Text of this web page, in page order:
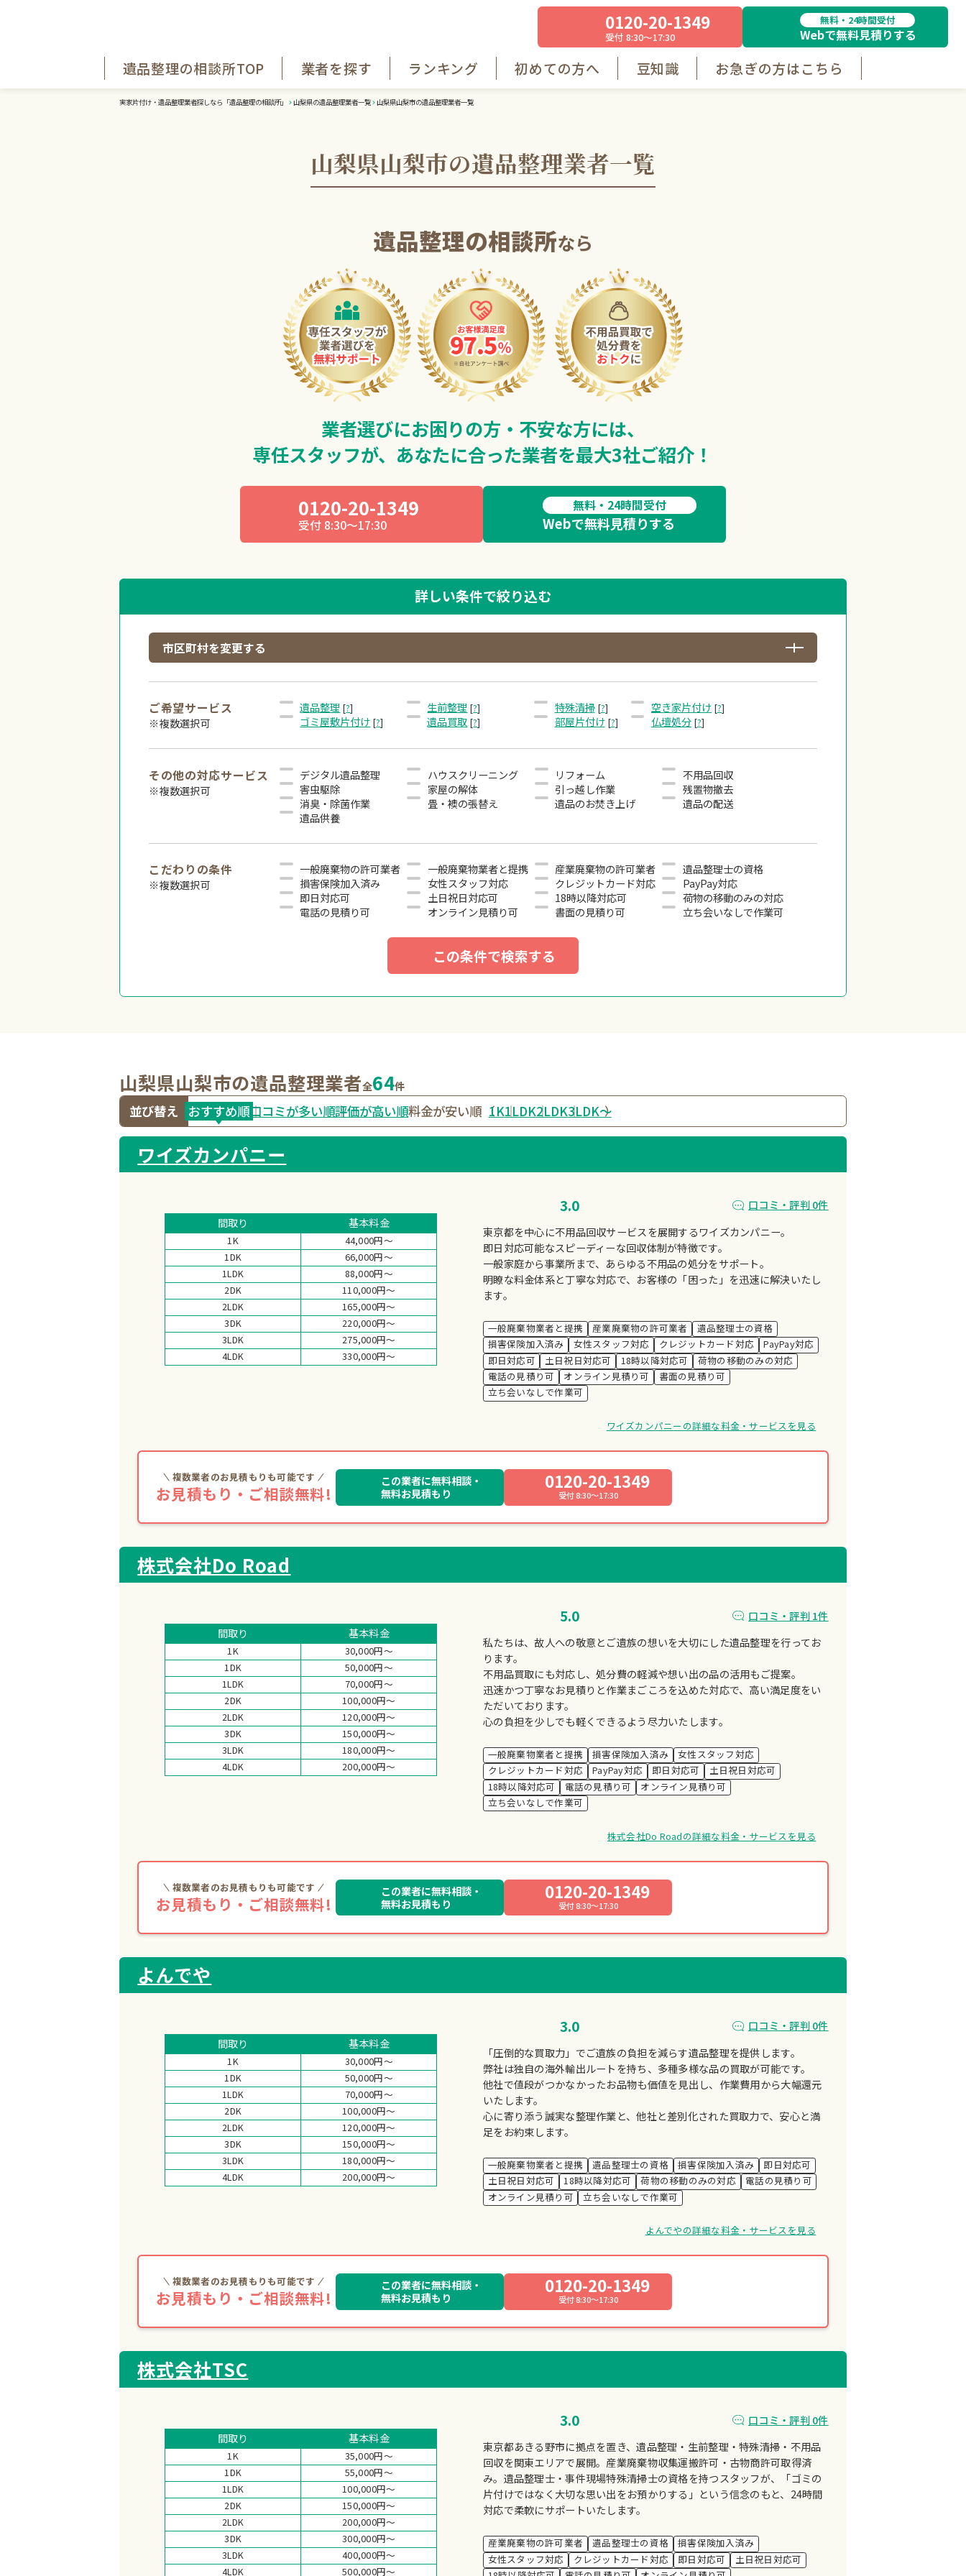
0120-20-1349
受付 8:30～17:30
無料・24時間受付
Webで無料見積りする
遺品整理の相談所TOP 業者を探す ランキング 初めての方へ 豆知識 お急ぎの方はこちら
実家片付け・遺品整理業者探しなら「遺品整理の相談所」 山梨県の遺品整理業者一覧 山梨県山梨市の遺品整理業者一覧
山梨県山梨市の遺品整理業者一覧
遺品整理の相談所なら
業者選びにお困りの方・不安な方には、
専任スタッフが、 あなたに合った業者を最大3社ご紹介！
0120-20-1349
受付 8:30～17:30
無料・24時間受付
Webで無料見積りする
詳しい条件で絞り込む
市区町村を変更する
ご希望サービス
※複数選択可
遺品整理 [?] 生前整理 [?] 特殊清掃 [?] 空き家片付け [?]
ゴミ屋敷片付け [?] 遺品買取 [?] 部屋片付け [?] 仏壇処分 [?]
その他の対応サービス
※複数選択可
デジタル遺品整理 ハウスクリーニング リフォーム
不用品回収
害虫駆除
家屋の解体 引っ越し作業
残置物撤去
消臭・除菌作業
畳・襖の張替え 遺品のお焚き上げ
遺品の配送
遺品供養
こだわりの条件
※複数選択可
一般廃棄物の許可業者 一般廃棄物業者と提携 産業廃棄物の許可業者
遺品整理士の資格
損害保険加入済み
女性スタッフ対応 クレジットカード対応
PayPay対応
即日対応可
土日祝日対応可 18時以降対応可
荷物の移動のみの対応
電話の見積り可
オンライン見積り可 書面の見積り可 立ち会いなしで作業可
この条件で検索する
山梨県山梨市の遺品整理業者全64件
並び替え おすすめ順口コミが多い順評価が高い順料金が安い順 （
1K1LDK2LDK3LDK〜
）
ワイズカンパニー
間取り 基本料金
1K
44,000円～
1DK
66,000円～
1LDK
88,000円～
2DK
110,000円～
2LDK
165,000円～
3DK
220,000円～
3LDK
275,000円～
4LDK
330,000円～
3.0
口コミ・評判 0件
東京都を中心に不用品回収サービスを展開するワイズカンパニー。
即日対応可能なスピーディーな回収体制が特徴です。
一般家庭から事業所まで、あらゆる不用品の処分をサポート。
明瞭な料金体系と丁寧な対応で、お客様の「困った」を迅速に解決いたし
ます。
一般廃棄物業者と提携 産業廃棄物の許可業者
遺品整理士の資格
損害保険加入済み
女性スタッフ対応 クレジットカード対応
PayPay対応
即日対応可
土日祝日対応可 18時以降対応可
荷物の移動のみの対応
電話の見積り可
オンライン見積り可
書面の見積り可
立ち会いなしで作業可
ワイズカンパニーの詳細な料金・サービスを見る
複数業者のお見積もりも可能です
お見積もり・ご相談無料!
0120-20-1349
受付 8:30～17:30
この業者に無料相談・
無料お見積もり
株式会社Do Road
間取り 基本料金
1K
30,000円～
1DK
50,000円～
1LDK
70,000円～
2DK
100,000円～
2LDK
120,000円～
3DK
150,000円～
3LDK
180,000円～
4LDK
200,000円～
5.0
口コミ・評判 1件
私たちは、故人への敬意とご遺族の想いを大切にした遺品整理を行ってお
ります。
不用品買取にも対応し、処分費の軽減や想い出の品の活用もご提案。
迅速かつ丁寧なお見積りと作業まごころを込めた対応で、高い満足度をい
ただいております。
心の負担を少しでも軽くできるよう尽力いたします。
一般廃棄物業者と提携 損害保険加入済み
女性スタッフ対応
クレジットカード対応
PayPay対応 即日対応可
土日祝日対応可
18時以降対応可
電話の見積り可
オンライン見積り可
立ち会いなしで作業可
株式会社Do Roadの詳細な料金・サービスを見る
複数業者のお見積もりも可能です
お見積もり・ご相談無料!
0120-20-1349
受付 8:30～17:30
この業者に無料相談・
無料お見積もり
よんでや
間取り 基本料金
1K
30,000円～
1DK
50,000円～
1LDK
70,000円～
2DK
100,000円～
2LDK
120,000円～
3DK
150,000円～
3LDK
180,000円～
4LDK
200,000円～
3.0
口コミ・評判 0件
「圧倒的な買取力」でご遺族の負担を減らす遺品整理を提供します。
弊社は独自の海外輸出ルートを持ち、多種多様な品の買取が可能です。
他社で値段がつかなかったお品物も価値を見出し、作業費用から大幅還元
いたします。
心に寄り添う誠実な整理作業と、他社と差別化された買取力で、安心と満
足をお約束します。
一般廃棄物業者と提携 遺品整理士の資格 損害保険加入済み
即日対応可
土日祝日対応可
18時以降対応可 荷物の移動のみの対応
電話の見積り可
オンライン見積り可
立ち会いなしで作業可
よんでやの詳細な料金・サービスを見る
複数業者のお見積もりも可能です
お見積もり・ご相談無料!
0120-20-1349
受付 8:30～17:30
この業者に無料相談・
無料お見積もり
株式会社TSC
間取り 基本料金
1K
35,000円～
1DK
55,000円～
1LDK
100,000円～
2DK
150,000円～
2LDK
200,000円～
3DK
300,000円～
3LDK
400,000円～
4LDK
500,000円～
3.0
口コミ・評判 0件
東京都あきる野市に拠点を置き、遺品整理・生前整理・特殊清掃・不用品
回収を関東エリアで展開。産業廃棄物収集運搬許可・古物商許可取得済
み。遺品整理士・事件現場特殊清掃士の資格を持つスタッフが、「ゴミの
片付けではなく大切な思い出をお預かりする」という信念のもと、24時間
対応で柔軟にサポートいたします。
産業廃棄物の許可業者 遺品整理士の資格
損害保険加入済み
女性スタッフ対応
クレジットカード対応 即日対応可
土日祝日対応可